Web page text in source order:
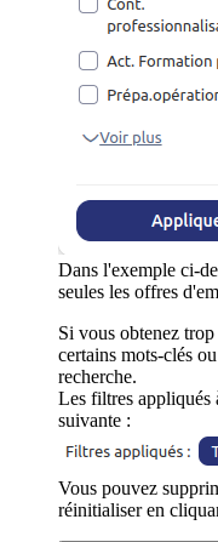
Dans l'exemple ci-
seules les offres
Si vous obtenez
certains mots-clés
recherche.
Les filtres appliqués
suivante :
Vous pouvez
réinitialiser en